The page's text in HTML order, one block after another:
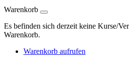
Warenkorb
Es befinden sich derzeit keine Kurse/
Warenkorb.
Warenkorb aufrufen